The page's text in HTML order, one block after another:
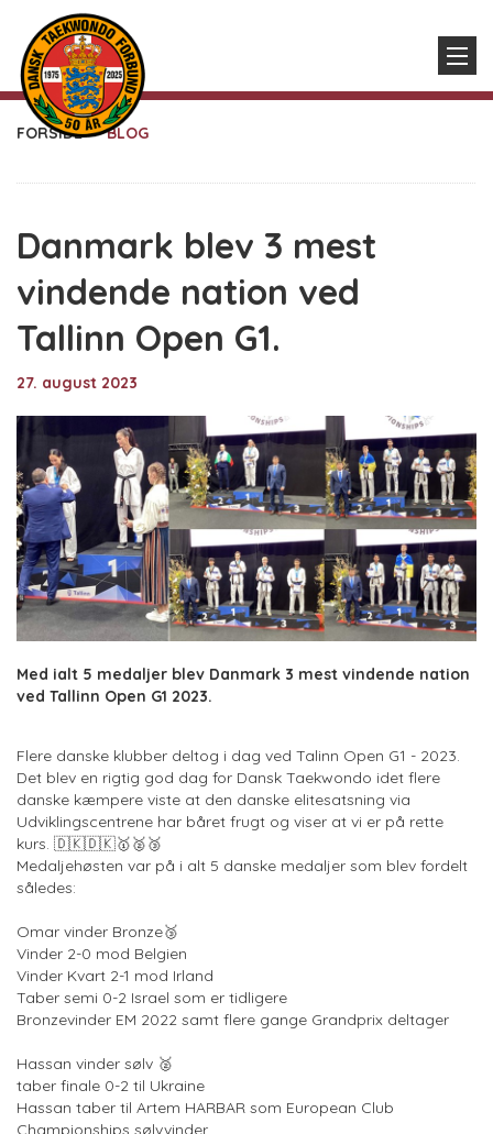
FORSIDE BLOG
Danmark blev 3 mest
vindende nation ved
Tallinn Open G1.
27. august 2023
Med ialt 5 medaljer blev Danmark 3 mest vindende nation
ved Tallinn Open G1 2023.
Flere danske klubber deltog i dag ved Talinn Open G1 - 2023.
Det blev en rigtig god dag for Dansk Taekwondo idet flere
danske kæmpere viste at den danske elitesatsning via
Udviklingscentrene har båret frugt og viser at vi er på rette
kurs. 🇩🇰🇩🇰🥇🥈🥉
Medaljehøsten var på i alt 5 danske medaljer som blev fordelt
således:
Omar vinder Bronze🥉
Vinder 2-0 mod Belgien
Vinder Kvart 2-1 mod Irland
Taber semi 0-2 Israel som er tidligere
Bronzevinder EM 2022 samt flere gange Grandprix deltager
Hassan vinder sølv 🥈
taber finale 0-2 til Ukraine
Hassan taber til Artem HARBAR som European Club
Championships sølvvinder